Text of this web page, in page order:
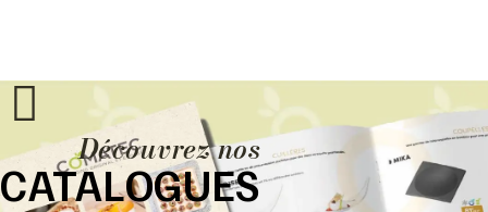
Découvrez nos
CATALOGUES